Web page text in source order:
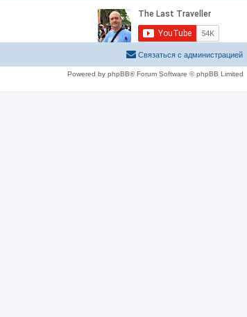
Связаться с администрацией
Powered by phpBB® Forum Software © phpBB Limited